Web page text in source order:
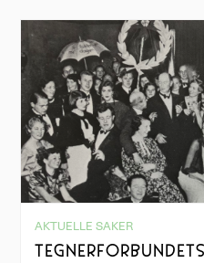
AKTUELLE SAKER